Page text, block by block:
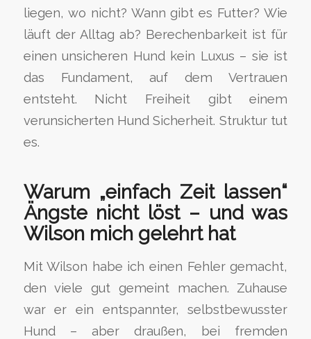
liegen, wo nicht? Wann gibt es Futter? Wie
läuft der Alltag ab? Berechenbarkeit ist für
einen unsicheren Hund kein Luxus – sie ist
das Fundament, auf dem Vertrauen
entsteht. Nicht Freiheit gibt einem
verunsicherten Hund Sicherheit. Struktur tut
es.
Warum „einfach Zeit lassen“
Ängste nicht löst – und was
Wilson mich gelehrt hat
Mit Wilson habe ich einen Fehler gemacht,
den viele gut gemeint machen. Zuhause
war er ein entspannter, selbstbewusster
Hund – aber draußen, bei fremden